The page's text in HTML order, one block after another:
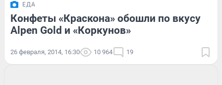
ЕДА
Конфеты «Краскона» обошли по вкусу
Alpen Gold и «Коркунов»
26 февраля, 2014, 16:30 10 964 19